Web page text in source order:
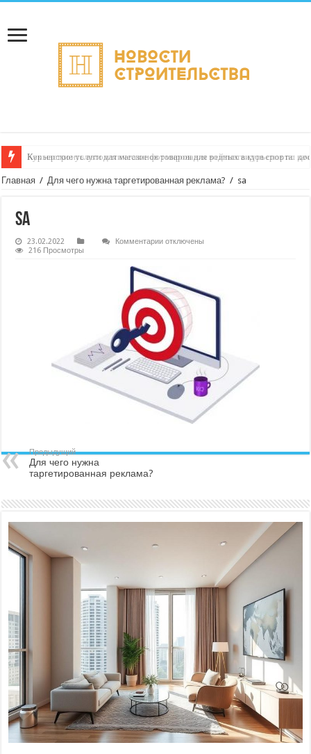
Как настроить автоматическое формирование рейтинга курьеров по
Главная / Для чего нужна таргетированная реклама? / sa
sa
23.02.2022 Комментариикотключены
216 Просмотры
Предыдущий
Для чего нужна
таргетированная реклама?